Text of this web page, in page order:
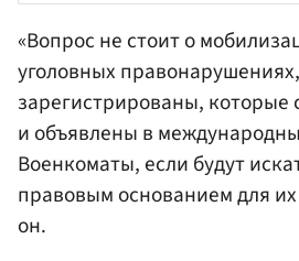
«Вопрос не стоит о
уголовных
зарегистрированы,
и объявлены в
Военкоматы, если будут
правовым основанием для
он.